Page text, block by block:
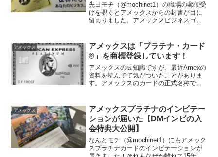
先日モチ（@mochinet1）の職場の郵便受
けを覗くとアメックスからの封書が目に
留まりました。アメックスビジネスゴー
受け取った気がするなー」と自分のブロ
グを振り返ると...
アメックス
アメックスは「プラチナ・カード
®」を商標登録しています！
アメックスの豆知識ですが、最近Amexの
資料を読んでて気がついたことがありま
す。アメックスのカードの正式名称です
ン・エキスプレス®・ゴールド・カード
「プラチナ・カード®」ア...
アメックス
アメックスプラチナのインビテー
ションが届いた【DMインビの入
会特典大公開】
なんとモチ（@mochinet1）にもアメック
スプラチナカードのインビテーションが